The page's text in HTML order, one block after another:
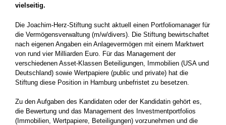
vielseitig.
Die Joachim-Herz-Stiftung sucht aktuell einen Portfoliomanager für
die Vermögensverwaltung (m/w/divers). Die Stiftung bewirtschaftet
nach eigenen Angaben ein Anlagevermögen mit einem Marktwert
von rund vier Milliarden Euro. Für das Management der
verschiedenen Asset-Klassen Beteiligungen, Immobilien (USA und
Deutschland) sowie Wertpapiere (public und private) hat die
Stiftung diese Position in Hamburg unbefristet zu besetzen.
Zu den Aufgaben des Kandidaten oder der Kandidatin gehört es,
die Bewertung und das Management des Investmentportfolios
(Immobilien, Wertpapiere, Beteiligungen) vorzunehmen und die